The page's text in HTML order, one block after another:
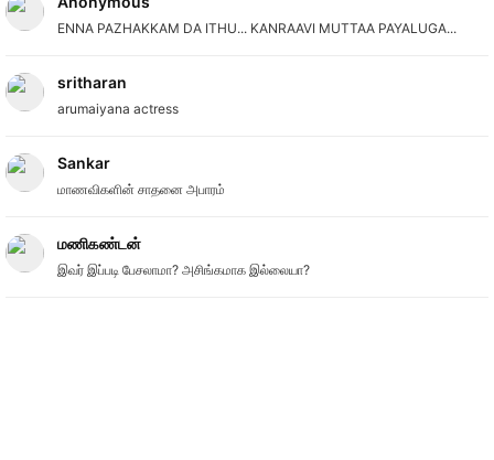
ENNA PAZHAKKAM DA ITHU... KANRAAVI MUTTAA PAYALUGA...
sritharan
arumaiyana actress
Sankar
மாணவிகளின் சாதனை அபாரம்
மணிகண்டன்
இவர் இப்படி பேசலாமா? அசிங்கமாக இல்லையா?